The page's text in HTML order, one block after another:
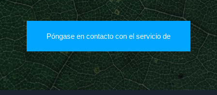
Póngase en contacto con el servicio de